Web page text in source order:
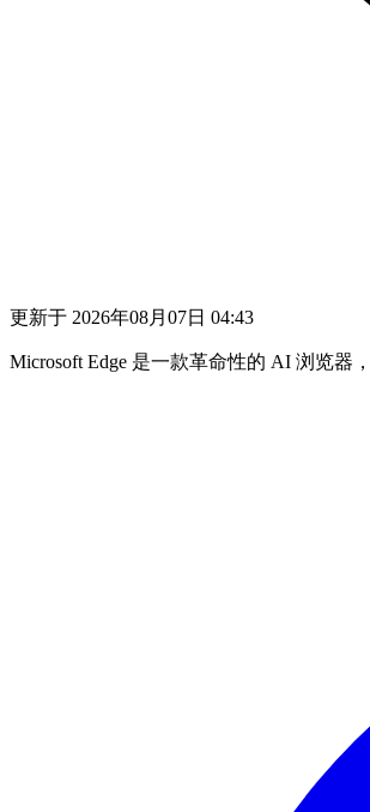
更新于 2026年08月07日 04:43
Microsoft Edge 是一款革命性的 AI 浏览器